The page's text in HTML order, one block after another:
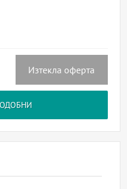
Изтекла оферта